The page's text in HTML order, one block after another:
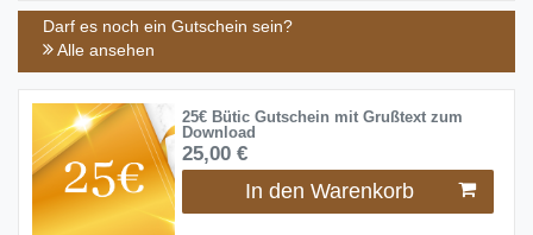
Darf es noch ein Gutschein sein?
Alle ansehen
25€ Bütic Gutschein mit Grußtext zum
Download
25,00 €
In den Warenkorb